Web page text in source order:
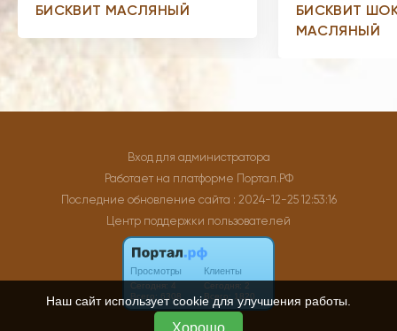
БИСКВИТ МАСЛЯНЫЙ
БИСКВИТ
МАСЛЯНЫЙ
Вход для администратора
Работает на платформе Портал.РФ
Последние обновление сайта : 2024-12-25 12:53:16
Центр поддержки пользователей
Наш сайт использует cookie для улучшения работы.
Хорошо